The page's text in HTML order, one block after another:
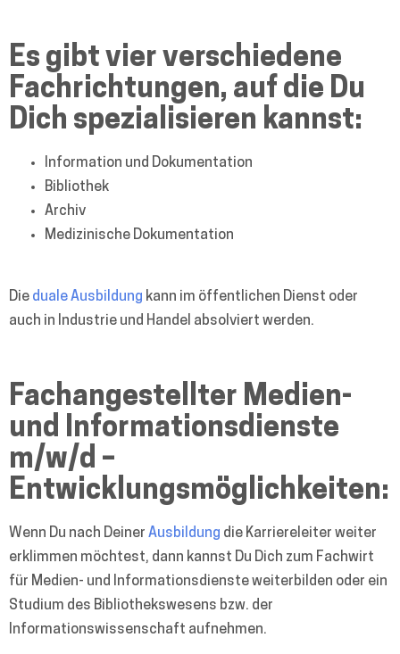
Es gibt vier verschiedene
Fachrichtungen, auf die Du
Dich spezialisieren kannst:
Information und Dokumentation
Bibliothek
Archiv
Medizinische Dokumentation
Die duale Ausbildung kann im öffentlichen Dienst oder
auch in Industrie und Handel absolviert werden.
Fachangestellter Medien-
und Informationsdienste
m/w/d –
Entwicklungsmöglichkeiten:
Wenn Du nach Deiner Ausbildung die Karriereleiter weiter
erklimmen möchtest, dann kannst Du Dich zum Fachwirt
für Medien- und Informationsdienste weiterbilden oder ein
Studium des Bibliothekswesens bzw. der
Informationswissenschaft aufnehmen.